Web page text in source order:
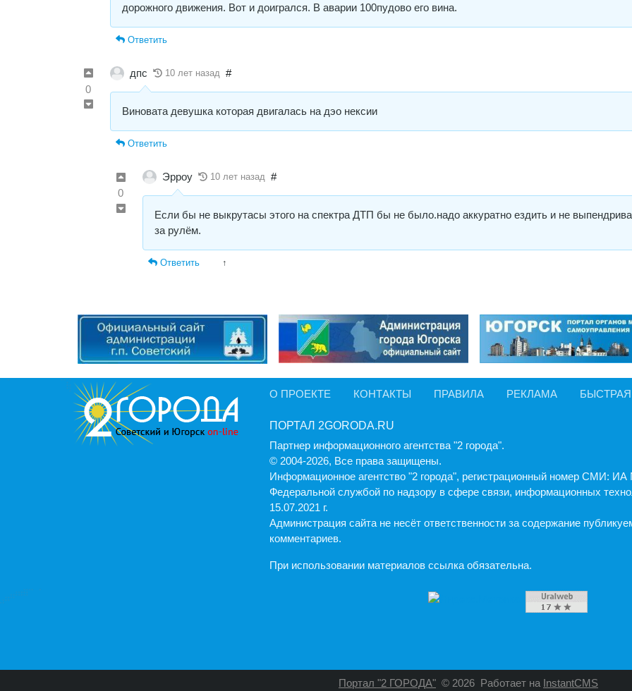
дорожного движения. Вот и доигрался. В аварии 100пудово его вина.
Ответить
0
дпс 10 лет назад #
Виновата девушка которая двигалась на дэо нексии
Ответить
0
Эрроу 10 лет назад #
Если бы не выкрутасы этого на спектра ДТП бы не было.надо аккуратно ездить и не
за рулём.
Ответить ↑
О ПРОЕКТЕ КОНТАКТЫ ПРАВИЛА РЕКЛАМА
ПОРТАЛ 2GORODA.RU
Партнер информационного агентства "2 города".
© 2004-2026, Все права защищены.
Информационное агентство "2 города", регистрационный номер СМИ:
Федеральной службой по надзору в сфере связи, информационных
15.07.2021 г.
Администрация cайта не несёт ответственности за содержание
комментариев.
При использовании материалов ссылка обязательна.
Портал "2 ГОРОДА" © 2026 Работает на InstantCMS